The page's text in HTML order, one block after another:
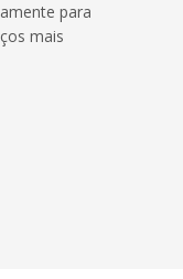
para
mais